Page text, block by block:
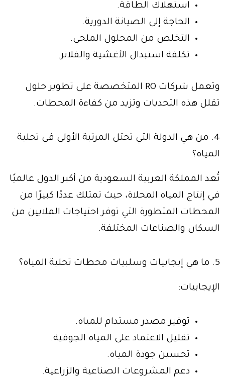
استهلاك الطاقة.
الحاجة إلى الصيانة الدورية.
التخلص من المحلول الملحي.
تكلفة استبدال الأغشية والفلاتر.
وتعمل شركات RO المتخصصة على تطوير حلول
تقلل هذه التحديات وتزيد من كفاءة المحطات.
4. من هي الدولة التي تحتل المرتبة الأولى في تحلية
المياه؟
تُعد المملكة العربية السعودية من أكبر الدول عالميًا
في إنتاج المياه المحلاة، حيث تمتلك عددًا كبيرًا من
المحطات المتطورة التي توفر احتياجات الملايين من
السكان والصناعات المختلفة.
5. ما هي إيجابيات وسلبيات محطات تحلية المياه؟
الإيجابيات:
توفير مصدر مستدام للمياه.
تقليل الاعتماد على المياه الجوفية.
تحسين جودة المياه.
دعم المشروعات الصناعية والزراعية.